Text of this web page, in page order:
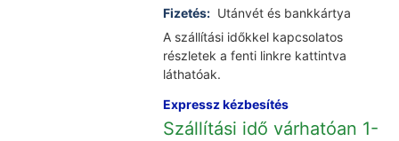
Fizetés: Utánvét és bankkártya
A szállítási időkkel kapcsolatos
részletek a fenti linkre kattintva
láthatóak.
Expressz kézbesítés
Szállítási idő várhatóan 1-